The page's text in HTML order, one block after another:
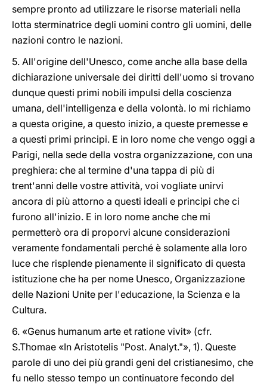
sempre pronto ad utilizzare le risorse materiali nella
lotta sterminatrice degli uomini contro gli uomini, delle
nazioni contro le nazioni.
5. All'origine dell'Unesco, come anche alla base della
dichiarazione universale dei diritti dell'uomo si trovano
dunque questi primi nobili impulsi della coscienza
umana, dell'intelligenza e della volontà. Io mi richiamo
a questa origine, a questo inizio, a queste premesse e
a questi primi principi. E in loro nome che vengo oggi a
Parigi, nella sede della vostra organizzazione, con una
preghiera: che al termine d'una tappa di più di
trent'anni delle vostre attività, voi vogliate unirvi
ancora di più attorno a questi ideali e principi che ci
furono all'inizio. E in loro nome anche che mi
permetterò ora di proporvi alcune considerazioni
veramente fondamentali perché è solamente alla loro
luce che risplende pienamente il significato di questa
istituzione che ha per nome Unesco, Organizzazione
delle Nazioni Unite per l'educazione, la Scienza e la
Cultura.
6. «Genus humanum arte et ratione vivit» (cfr.
S.Thomae «In Aristotelis "Post. Analyt."», 1). Queste
parole di uno dei più grandi geni del cristianesimo, che
fu nello stesso tempo un continuatore fecondo del